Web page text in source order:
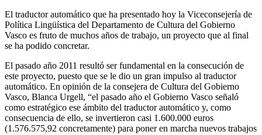
El traductor automático que ha presentado hoy la Viceconsejería de
Política Lingüística del Departamento de Cultura del Gobierno
Vasco es fruto de muchos años de trabajo, un proyecto que al final
se ha podido concretar.
El pasado año 2011 resultó ser fundamental en la consecución de
este proyecto, puesto que se le dio un gran impulso al traductor
automático. En opinión de la consejera de Cultura del Gobierno
Vasco, Blanca Urgell, “el pasado año el Gobierno Vasco señaló
como estratégico ese ámbito del traductor automático y, como
consecuencia de ello, se invertieron casi 1.600.000 euros
(1.576.575,92 concretamente) para poner en marcha nuevos trabajos